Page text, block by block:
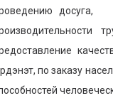
досуга,
по заказу